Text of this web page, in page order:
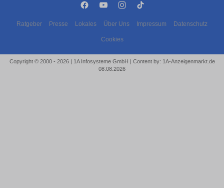
Ratgeber Presse Lokales Über Uns Impressum Datenschutz
Cookies
Copyright © 2000 - 2026 | 1A Infosysteme GmbH | Content by: 1A-Anzeigenmarkt.de
08.08.2026